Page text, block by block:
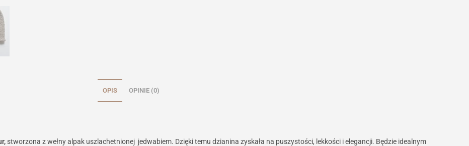
OPIS OPINIE (0)
stworzona z wełny alpak uszlachetnionej jedwabiem. Dzięki temu dzianina zyskała na puszystości, lekkości i elegancji. Będzie idealnym